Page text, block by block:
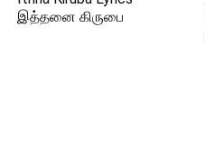
இத்தனை கிருபை